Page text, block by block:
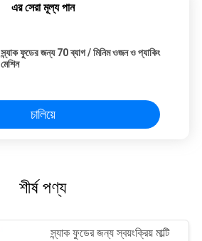
এর সেরা মূল্য পান
স্ন্যাক ফুডের জন্য 70 ব্যাগ / মিনিম ওজন ও প্যাকিং
মেশিন
চালিয়ে
শীর্ষ পণ্য
স্ন্যাক ফুডের জন্য স্বয়ংক্রিয় মাল্টি